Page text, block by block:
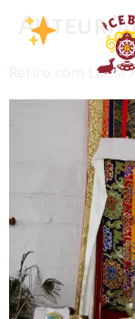
Auteur/
Retiro com Lama